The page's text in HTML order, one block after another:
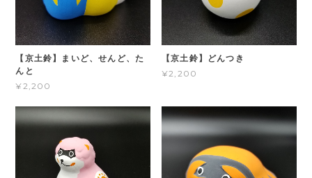
【京土鈴】まいど、せんど、た
んと
¥2,200
【京土鈴】どんつき
¥2,200